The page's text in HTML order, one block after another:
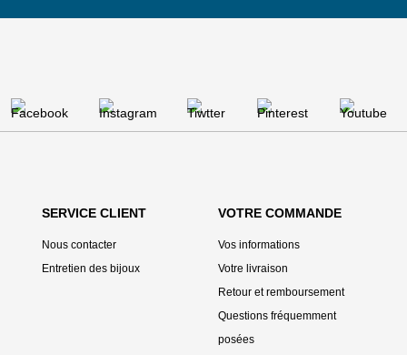
SERVICE CLIENT
Nous contacter
Entretien des bijoux
VOTRE COMMANDE
Vos informations
Votre livraison
Retour et remboursement
Questions fréquemment
posées